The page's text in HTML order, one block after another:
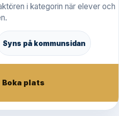
i kategorin när elever och
Syns på kommunsidan
Boka plats